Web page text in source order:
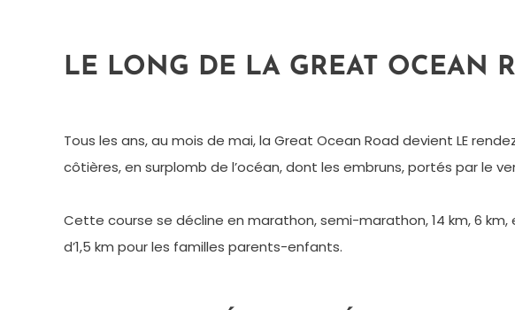
LE LONG DE LA GREAT OCEAN
Tous les ans, au mois de mai, la Great Ocean Road devient LE
côtières, en surplomb de l’océan, dont les embruns, portés par le
Cette course se décline en marathon, semi-marathon, 14 km, 6
d’1,5 km pour les familles parents-enfants.